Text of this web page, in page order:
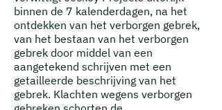
binnen de 7 kalenderdagen, na het
ontdekken van het verborgen gebrek,
van het bestaan van het verborgen
gebrek door middel van een
aangetekend schrijven met een
getailleerde beschrijving van het
gebrek. Klachten wegens verborgen